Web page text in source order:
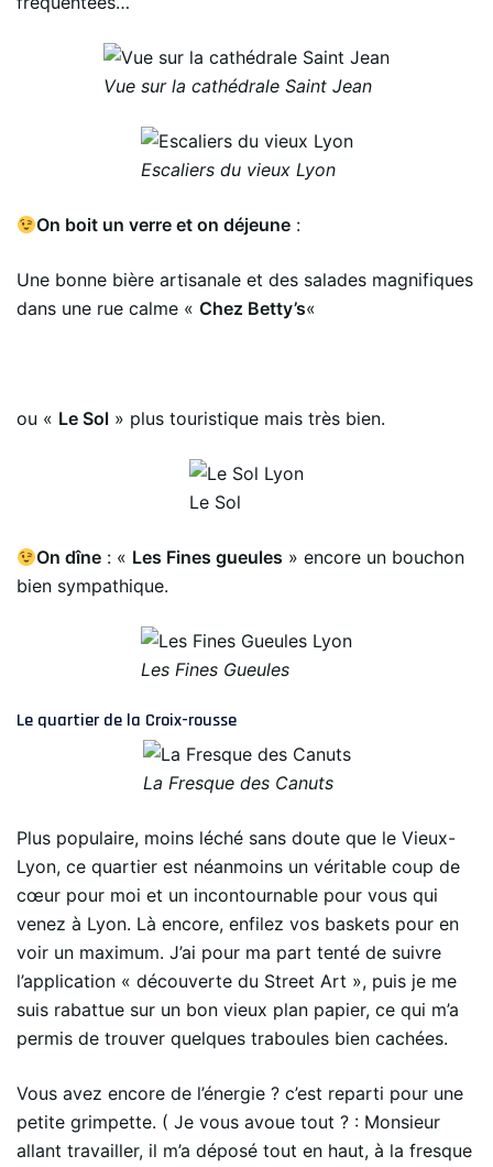
Vue sur la cathédrale Saint Jean
Escaliers du vieux Lyon
On boit un verre et on déjeune :
Une bonne bière artisanale et des salades magnifiques
dans une rue calme « Chez Betty’s«
ou « Le Sol » plus touristique mais très bien.
Le Sol
On dîne : « Les Fines gueules » encore un bouchon
bien sympathique.
Les Fines Gueules
Le quartier de la Croix-rousse
La Fresque des Canuts
Plus populaire, moins léché sans doute que le Vieux-
Lyon, ce quartier est néanmoins un véritable coup de
cœur pour moi et un incontournable pour vous qui
venez à Lyon. Là encore, enfilez vos baskets pour en
voir un maximum. J’ai pour ma part tenté de suivre
l’application « découverte du Street Art », puis je me
suis rabattue sur un bon vieux plan papier, ce qui m’a
permis de trouver quelques traboules bien cachées.
Vous avez encore de l’énergie ? c’est reparti pour une
petite grimpette. ( Je vous avoue tout ? : Monsieur
allant travailler, il m’a déposé tout en haut, à la fresque